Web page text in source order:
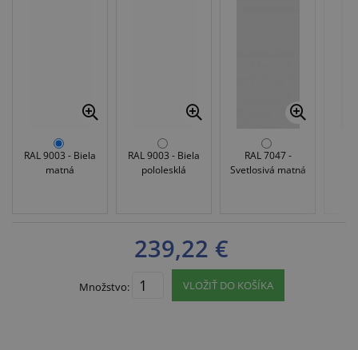
RAL 9003 - Biela
matná
RAL 9003 - Biela
pololesklá
RAL 7047 -
Svetlosivá matná
239,22 €
Množstvo: VLOŽIŤ DO KOŠÍKA